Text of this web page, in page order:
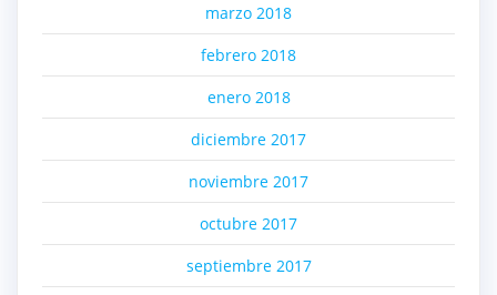
marzo 2018
febrero 2018
enero 2018
diciembre 2017
noviembre 2017
octubre 2017
septiembre 2017